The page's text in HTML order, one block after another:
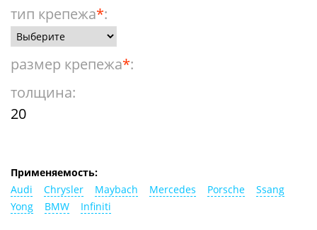
тип крепежа*:
размер крепежа*:
толщина:
20
Применяемость:
Audi
Chrysler Maybach Mercedes Porsche
Ssang
Yong
BMW Infiniti